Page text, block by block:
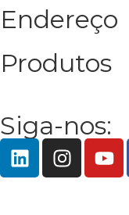
Endereço
Produtos
Siga-nos: